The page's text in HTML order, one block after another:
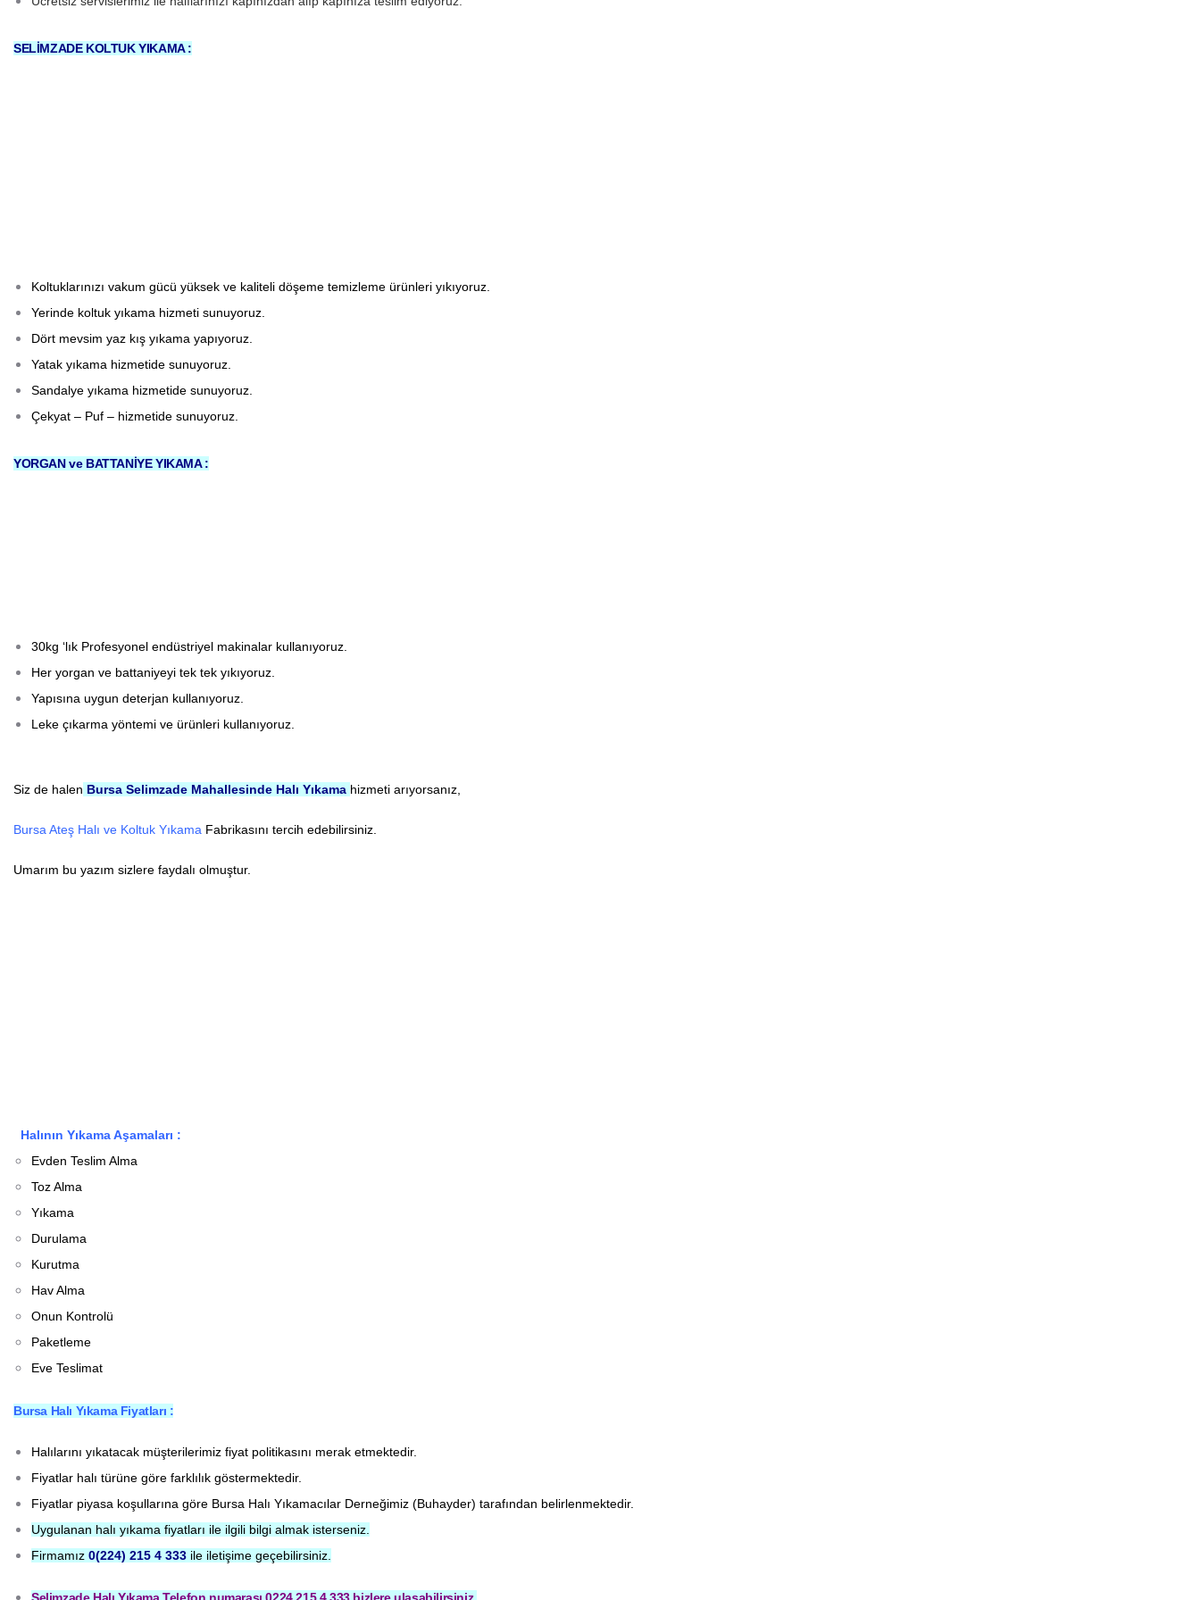
SELİMZADE KOLTUK YIKAMA :
Koltuklarınızı vakum gücü yüksek ve kaliteli döşeme temizleme ürünleri yıkıyoruz.
Yerinde koltuk yıkama hizmeti sunuyoruz.
Dört mevsim yaz kış yıkama yapıyoruz.
Yatak yıkama hizmetide sunuyoruz.
Sandalye yıkama hizmetide sunuyoruz.
Çekyat – Puf – hizmetide sunuyoruz.
YORGAN ve BATTANİYE YIKAMA :
30kg ‘lık Profesyonel endüstriyel makinalar kullanıyoruz.
Her yorgan ve battaniyeyi tek tek yıkıyoruz.
Yapısına uygun deterjan kullanıyoruz.
Leke çıkarma yöntemi ve ürünleri kullanıyoruz.
Siz de halen Bursa Selimzade Mahallesinde Halı Yıkama hizmeti arıyorsanız,
Bursa Ateş Halı ve Koltuk Yıkama Fabrikasını tercih edebilirsiniz.
Umarım bu yazım sizlere faydalı olmuştur.
Halının Yıkama Aşamaları :
Evden Teslim Alma
Toz Alma
Yıkama
Durulama
Kurutma
Hav Alma
Onun Kontrolü
Paketleme
Eve Teslimat
Bursa Halı Yıkama Fiyatları :
Halılarını yıkatacak müşterilerimiz fiyat politikasını merak etmektedir.
Fiyatlar halı türüne göre farklılık göstermektedir.
Fiyatlar piyasa koşullarına göre Bursa Halı Yıkamacılar Derneğimiz (Buhayder) tarafından belirlenmektedir.
Uygulanan halı yıkama fiyatları ile ilgili bilgi almak isterseniz.
Firmamız 0(224) 215 4 333 ile iletişime geçebilirsiniz.